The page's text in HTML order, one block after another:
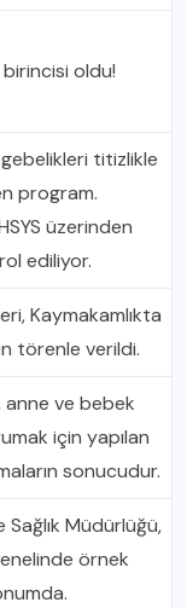
oldu!
titizlikle
program.
üzerinden
ediliyor.
Kaymakamlıkta
törenle verildi.
anne ve bebek
için yapılan
sonucudur.
Müdürlüğü,
örnek